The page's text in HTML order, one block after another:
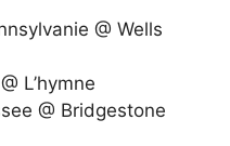
@ Wells
L’hymne
@ Bridgestone